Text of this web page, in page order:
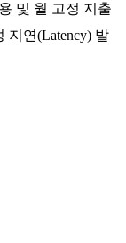
및 월 고정 지출
지연(Latency) 발